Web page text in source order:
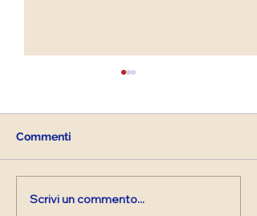
Diretta Radiofonica di
Commenti
Scrivi un commento...